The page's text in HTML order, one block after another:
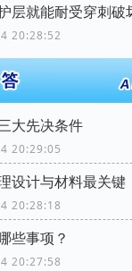
层就能耐受穿刺破
20:28:52
大先决条件
20:29:05
设计与材料最关键
20:28:18
些事项？
20:27:58